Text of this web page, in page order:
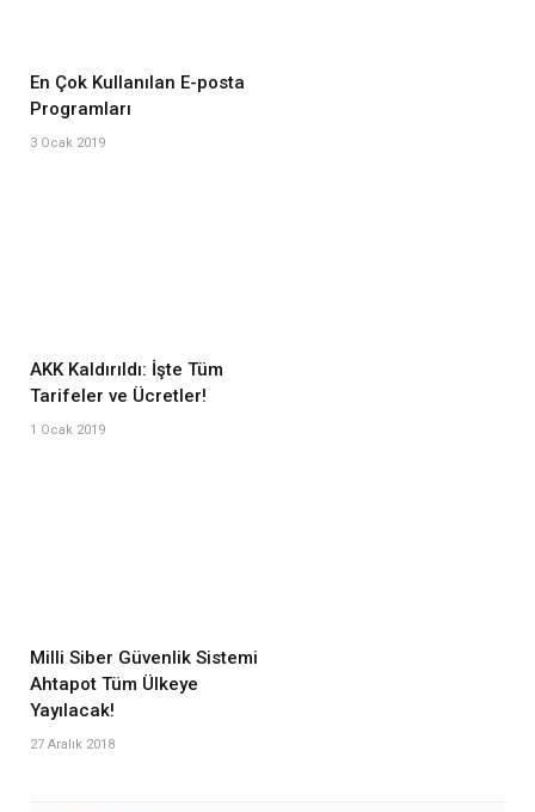
En Çok Kullanılan E-posta
Programları
3 Ocak 2019
AKK Kaldırıldı: İşte Tüm
Tarifeler ve Ücretler!
1 Ocak 2019
Milli Siber Güvenlik Sistemi
Ahtapot Tüm Ülkeye
Yayılacak!
27 Aralık 2018